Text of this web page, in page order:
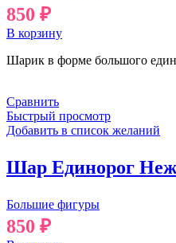
850 ₽
В корзину
Шарик в форме большого
Сравнить
Быстрый просмотр
Добавить в список желаний
Шар Единорог
Большие фигуры
850 ₽